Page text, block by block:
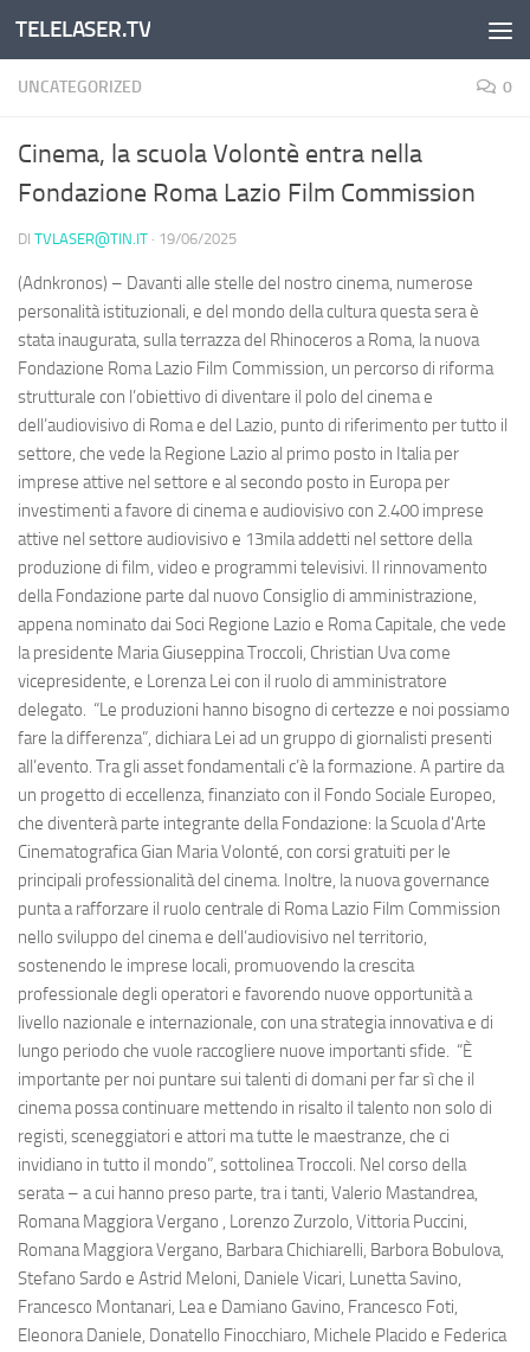
Salta al contenuto
TELELASER.TV
UNCATEGORIZED 0
Cinema, la scuola Volontè entra nella
Fondazione Roma Lazio Film Commission
DI TVLASER@TIN.IT · 19/06/2025
(Adnkronos) – Davanti alle stelle del nostro cinema, numerose
personalità istituzionali, e del mondo della cultura questa sera è
stata inaugurata, sulla terrazza del Rhinoceros a Roma, la nuova
Fondazione Roma Lazio Film Commission, un percorso di riforma
strutturale con l’obiettivo di diventare il polo del cinema e
dell’audiovisivo di Roma e del Lazio, punto di riferimento per tutto il
settore, che vede la Regione Lazio al primo posto in Italia per
imprese attive nel settore e al secondo posto in Europa per
investimenti a favore di cinema e audiovisivo con 2.400 imprese
attive nel settore audiovisivo e 13mila addetti nel settore della
produzione di film, video e programmi televisivi. Il rinnovamento
della Fondazione parte dal nuovo Consiglio di amministrazione,
appena nominato dai Soci Regione Lazio e Roma Capitale, che vede
la presidente Maria Giuseppina Troccoli, Christian Uva come
vicepresidente, e Lorenza Lei con il ruolo di amministratore
delegato. “Le produzioni hanno bisogno di certezze e noi possiamo
fare la differenza”, dichiara Lei ad un gruppo di giornalisti presenti
all’evento. Tra gli asset fondamentali c’è la formazione. A partire da
un progetto di eccellenza, finanziato con il Fondo Sociale Europeo,
che diventerà parte integrante della Fondazione: la Scuola d'Arte
Cinematografica Gian Maria Volonté, con corsi gratuiti per le
principali professionalità del cinema. Inoltre, la nuova governance
punta a rafforzare il ruolo centrale di Roma Lazio Film Commission
nello sviluppo del cinema e dell’audiovisivo nel territorio,
sostenendo le imprese locali, promuovendo la crescita
professionale degli operatori e favorendo nuove opportunità a
livello nazionale e internazionale, con una strategia innovativa e di
lungo periodo che vuole raccogliere nuove importanti sfide. “È
importante per noi puntare sui talenti di domani per far sì che il
cinema possa continuare mettendo in risalto il talento non solo di
registi, sceneggiatori e attori ma tutte le maestranze, che ci
invidiano in tutto il mondo”, sottolinea Troccoli. Nel corso della
serata – a cui hanno preso parte, tra i tanti, Valerio Mastandrea,
Romana Maggiora Vergano , Lorenzo Zurzolo, Vittoria Puccini,
Romana Maggiora Vergano, Barbara Chichiarelli, Barbora Bobulova,
Stefano Sardo e Astrid Meloni, Daniele Vicari, Lunetta Savino,
Francesco Montanari, Lea e Damiano Gavino, Francesco Foti,
Eleonora Daniele, Donatello Finocchiaro, Michele Placido e Federica